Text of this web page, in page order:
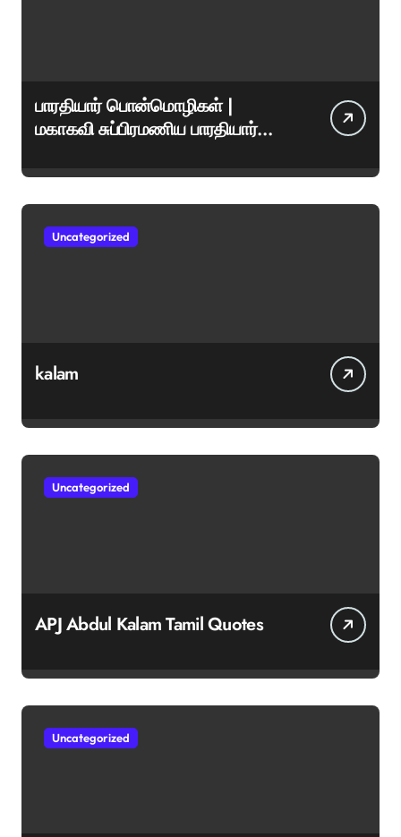
பாரதியார் பொன்மொழிகள் |
மகாகவி சுப்பிரமணிய பாரதியார்
ஊக்கமளிக்கும் வாசகங்கள்
Uncategorized
kalam
Uncategorized
APJ Abdul Kalam Tamil Quotes
Uncategorized